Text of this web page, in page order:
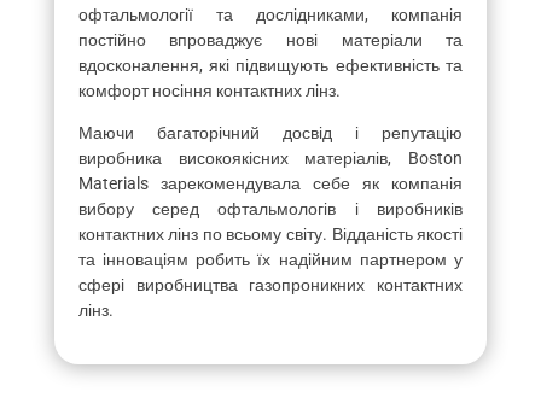
офтальмології та дослідниками, компанія
постійно впроваджує нові матеріали та
вдосконалення, які підвищують ефективність та
комфорт носіння контактних лінз.
Маючи багаторічний досвід і репутацію
виробника високоякісних матеріалів, Boston
Materials зарекомендувала себе як компанія
вибору серед офтальмологів і виробників
контактних лінз по всьому світу. Відданість якості
та інноваціям робить їх надійним партнером у
сфері виробництва газопроникних контактних
лінз.